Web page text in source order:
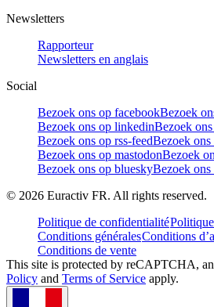
Newsletters
Rapporteur
Newsletters en anglais
Social
Bezoek ons op facebookBezoek
Bezoek ons op linkedinBezoek
Bezoek ons op rss-feedBezoek ons
Bezoek ons op mastodonBezoek
Bezoek ons op blueskyBezoek ons
© 2026 Euractiv FR. All rights reserved.
Politique de confidentialité
Conditions généralesConditions
Conditions de vente
This site is protected by reCAPTCHA,
Policy and Terms of Service apply.